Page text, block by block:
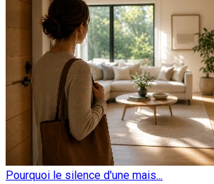
Pourquoi le silence d'une mais...